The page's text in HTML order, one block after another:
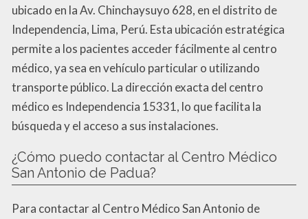
ubicado en la Av. Chinchaysuyo 628, en el distrito de
Independencia, Lima, Perú. Esta ubicación estratégica
permite a los pacientes acceder fácilmente al centro
médico, ya sea en vehículo particular o utilizando
transporte público. La dirección exacta del centro
médico es Independencia 15331, lo que facilita la
búsqueda y el acceso a sus instalaciones.
¿Cómo puedo contactar al Centro Médico
San Antonio de Padua?
Para contactar al Centro Médico San Antonio de